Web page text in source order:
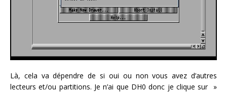
Là, cela va dépendre de si oui ou non vous avez d’autres
lecteurs et/ou partitions. Je n’ai que DH0 donc je clique sur »